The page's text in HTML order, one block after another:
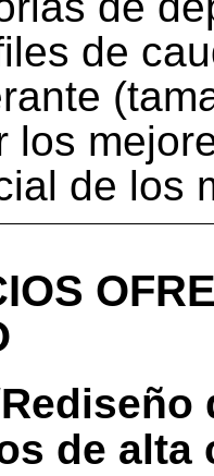
de
los
de los
de alta